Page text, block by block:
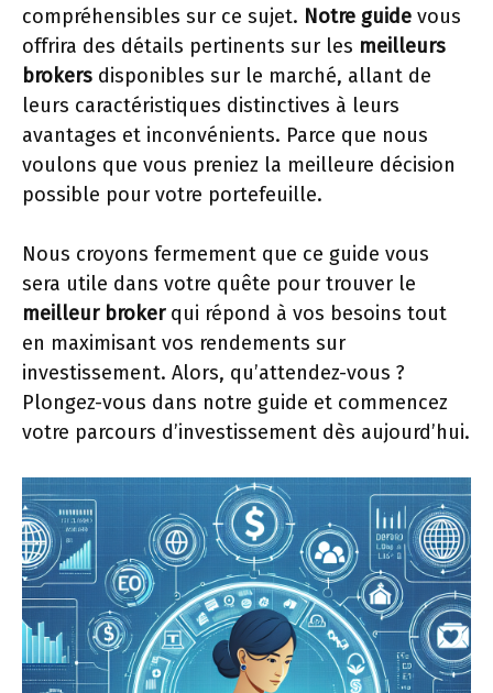
compréhensibles sur ce sujet. Notre guide vous
offrira des détails pertinents sur les meilleurs
brokers disponibles sur le marché, allant de
leurs caractéristiques distinctives à leurs
avantages et inconvénients. Parce que nous
voulons que vous preniez la meilleure décision
possible pour votre portefeuille.
Nous croyons fermement que ce guide vous
sera utile dans votre quête pour trouver le
meilleur brokerqui répond à vos besoins tout
en maximisant vos rendements sur
investissement. Alors, qu’attendez-vous ?
Plongez-vous dans notre guide et commencez
votre parcours d’investissement dès aujourd’hui.